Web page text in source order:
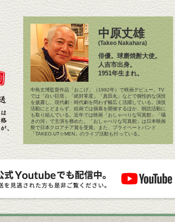
中原丈雄
(Takeo Nakahara)
俳優。球磨焼酎大使。
人吉市出身。
1951年生まれ。
中島丈博監督作品「おこげ」（1992年）で映画デビュー。TV
では「白い巨塔」「絶対零度」「真田丸」などで個性的な演技
を披露し、現代劇・時代劇を問わず幅広く活躍している。演技
活動にとどまらず、絵画では個展を開催するほか、朗読活動に
も取り組んでいる。近年では映画「おしゃべりな写真館」「囁
きの河」で主演を務めた。「おしゃべりな写真館」は日本映画
祭で日本クロアチア賞を受賞。また、プライベートバンド
「TAKEO.UT☆MEN」のライブ活動も行っている。